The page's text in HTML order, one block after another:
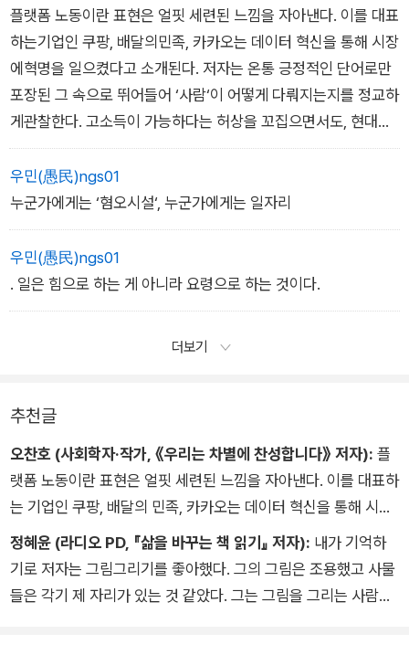
플랫폼 노동이란 표현은 얼핏 세련된 느낌을 자아낸다. 이를 대표
하는기업인 쿠팡, 배달의민족, 카카오는 데이터 혁신을 통해 시장
에혁명을 일으켰다고 소개된다. 저자는 온통 긍정적인 단어로만
포장된 그 속으로 뛰어들어 ‘사람‘이 어떻게 다뤄지는지를 정교하
게관찰한다. 고소득이 가능하다는 허상을 꼬집으면서도, 현대인
들이이 불안한 노동에 왜 매력을 느끼는지를 시대적 배경과 함
께 균형감있게 짚어 낸다. 게다가 가이드 역할까지 훌륭하게 해내
기에, 누구든지이 책을 읽고 현장에 뛰어든다면 당황하지 않고 초
보딱지를 뗄 수 있을것이다.
- 오찬호 (사회학자, 작가. 《세상이 좋아지지 않았다고 말한 적없
다》의 저자)
우민(愚民)ngs01
누군가에게는 ‘혐오시설‘, 누군가에게는 일자리
우민(愚民)ngs01
. 일은 힘으로 하는 게 아니라 요령으로 하는 것이다.
더보기
추천글
오찬호 (사회학자·작가, 《우리는 차별에 찬성합니다》 저자): 플
랫폼 노동이란 표현은 얼핏 세련된 느낌을 자아낸다. 이를 대표하
는 기업인 쿠팡, 배달의 민족, 카카오는 데이터 혁신을 통해 시장
에 혁명을 일으켰다고 소개된다. 저자는 온통 긍정적인 단어로만
포장된 그 속으로 뛰어들어 ‘사람’이 어떻게 다뤄지는지를 정교하
게 관찰한다. 고소득이 가능하다는 허상을 꼬집으면서도, 현대인
정혜윤 (라디오 PD, 『삶을 바꾸는 책 읽기』 저자): 내가 기억하
기로 저자는 그림그리기를 좋아했다. 그의 그림은 조용했고 사물
들은 각기 제 자리가 있는 것 같았다. 그는 그림을 그리는 사람의